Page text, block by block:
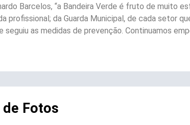
Barcelos, “a Bandeira Verde é fruto de muito
profissional; da Guarda Municipal, de cada setor
as medidas de prevenção. Continuamos
de Fotos